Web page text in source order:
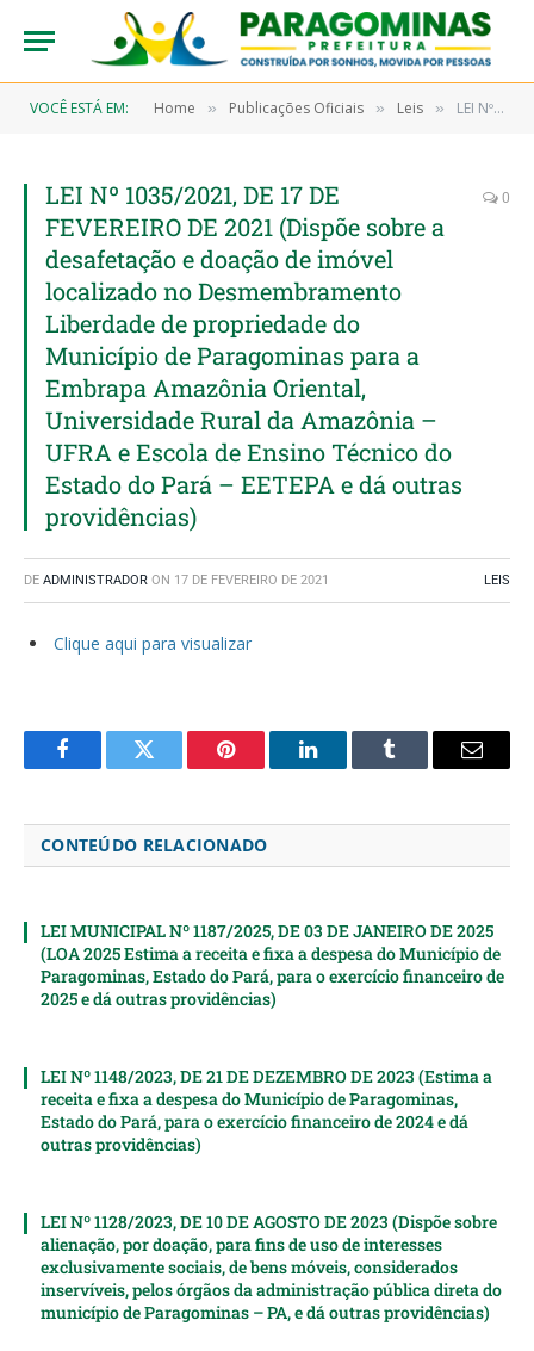
VOCÊ ESTÁ EM: Home » Publicações Oficiais » Leis » LEI Nº 1035/2021, DE 17 DE FEVEREIRO DE 2021 (Dispõe sobre a desafetação e doação de imóvel localizado no Desmembramento Liberdade de propriedade do Município de Paragominas para a Embrapa Amazônia Oriental, Universidade Rural da Amazônia – UFRA e Escola de Ensino Técnico do Estado do Pará – EETEPA e dá outras providências)
LEI Nº 1035/2021, DE 17 DE
FEVEREIRO DE 2021 (Dispõe sobre a
desafetação e doação de imóvel
localizado no Desmembramento
Liberdade de propriedade do
Município de Paragominas para a
Embrapa Amazônia Oriental,
Universidade Rural da Amazônia –
UFRA e Escola de Ensino Técnico do
Estado do Pará – EETEPA e dá outras
providências)
0
DE ADMINISTRADOR ON 17 DE FEVEREIRO DE 2021 LEIS
Clique aqui para visualizar
FacebookTwitter Pinterest LinkedInTumblr Email
CONTEÚDO RELACIONADO
LEI MUNICIPAL Nº 1187/2025, DE 03 DE JANEIRO DE 2025
(LOA 2025 Estima a receita e fixa a despesa do Município de
Paragominas, Estado do Pará, para o exercício financeiro de
2025 e dá outras providências)
LEI Nº 1148/2023, DE 21 DE DEZEMBRO DE 2023 (Estima a
receita e fixa a despesa do Município de Paragominas,
Estado do Pará, para o exercício financeiro de 2024 e dá
outras providências)
LEI Nº 1128/2023, DE 10 DE AGOSTO DE 2023 (Dispõe sobre
alienação, por doação, para fins de uso de interesses
exclusivamente sociais, de bens móveis, considerados
inservíveis, pelos órgãos da administração pública direta do
município de Paragominas – PA, e dá outras providências)